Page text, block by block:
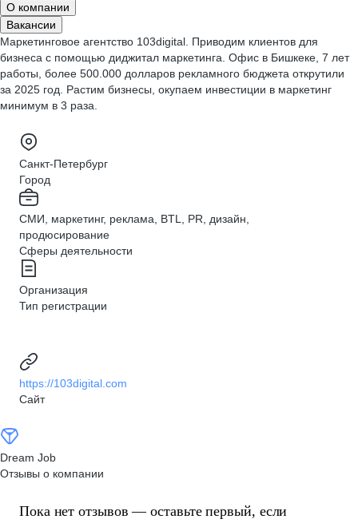
О компании
Вакансии
Маркетинговое агентство 103digital. Приводим клиентов для
бизнеса с помощью диджитал маркетинга. Офис в Бишкеке, 7 лет
работы, более 500.000 долларов рекламного бюджета открутили
за 2025 год. Растим бизнесы, окупаем инвестиции в маркетинг
минимум в 3 раза.
Санкт-Петербург
Город
СМИ, маркетинг, реклама, BTL, PR, дизайн,
продюсирование
Сферы деятельности
Организация
Тип регистрации
https://103digital.com
Сайт
Dream Job
Отзывы о компании
Пока нет отзывов — оставьте первый, если